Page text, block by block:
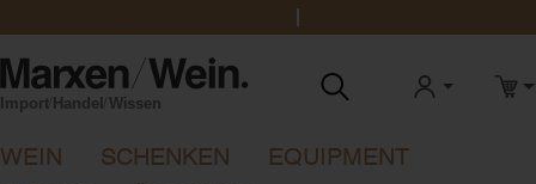
ANMELDEN
WEIN SCHENKEN
EQUIPMENT